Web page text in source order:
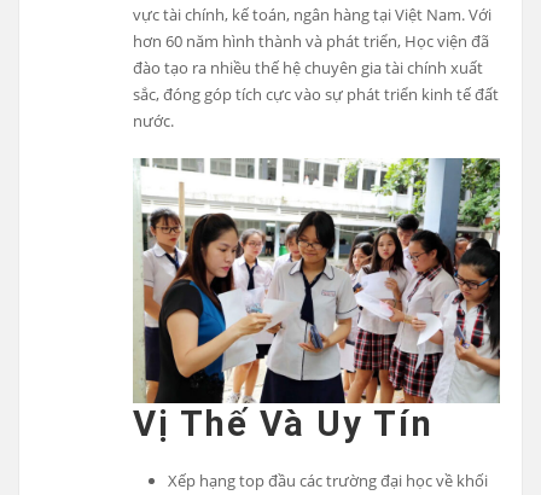
vực tài chính, kế toán, ngân hàng tại Việt Nam. Với
hơn 60 năm hình thành và phát triển, Học viện đã
đào tạo ra nhiều thế hệ chuyên gia tài chính xuất
sắc, đóng góp tích cực vào sự phát triển kinh tế đất
nước.
Vị Thế Và Uy Tín
Xếp hạng top đầu các trường đại học về khối